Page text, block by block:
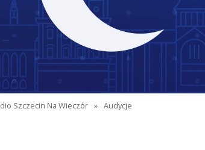
Szczecin Na Wieczór » Audycje